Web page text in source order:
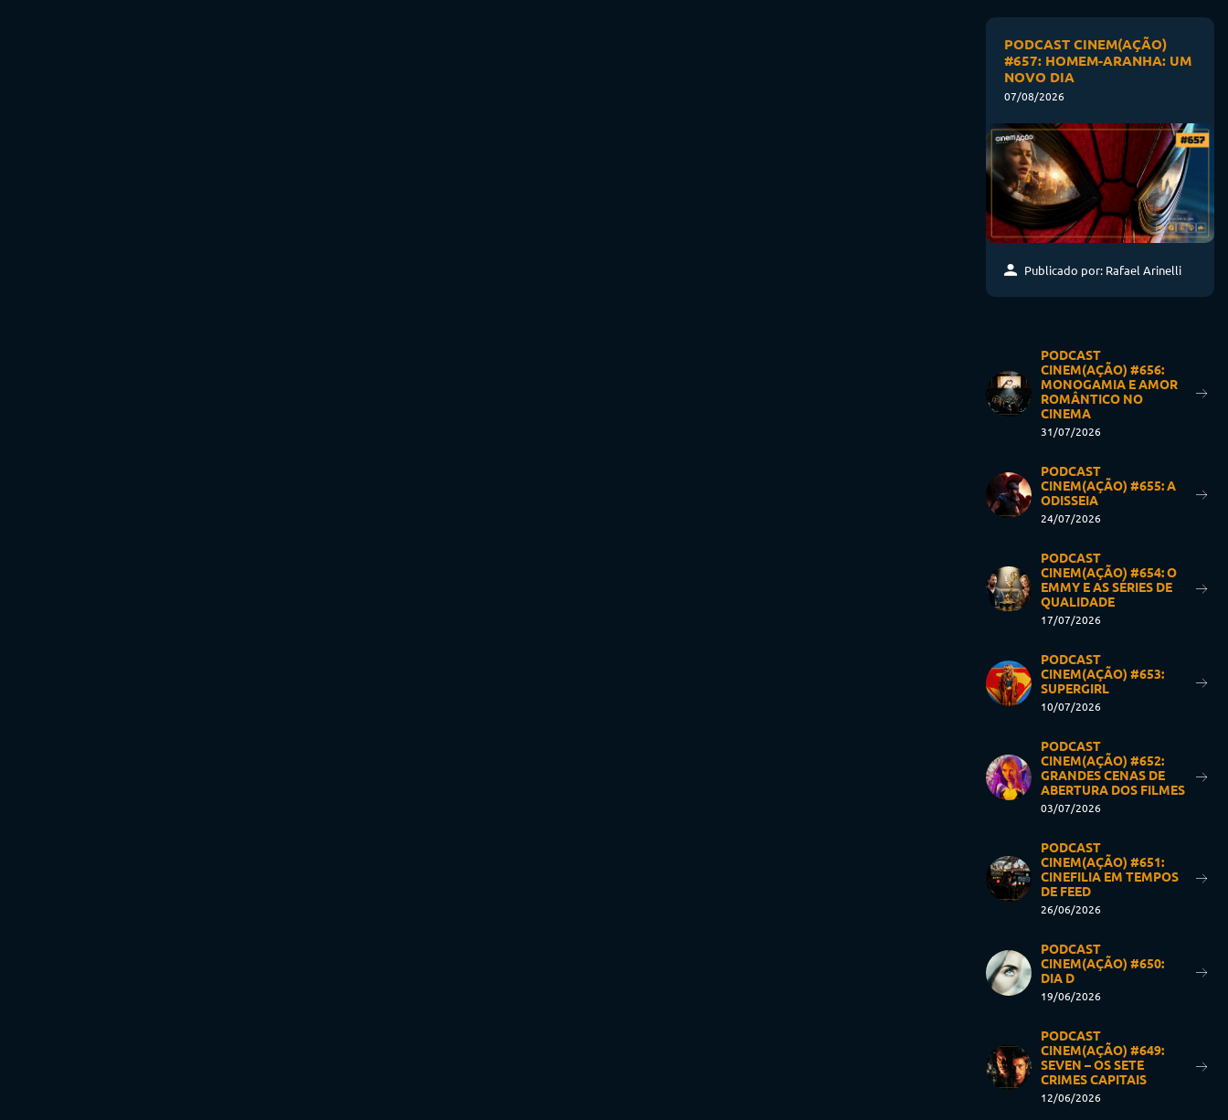
PODCAST CINEM(AÇÃO)
#657: HOMEM-ARANHA: UM
NOVO DIA
07/08/2026
Publicado por: Rafael Arinelli
PODCAST
CINEM(AÇÃO) #656:
MONOGAMIA E AMOR
ROMÂNTICO NO
CINEMA
31/07/2026
PODCAST
CINEM(AÇÃO) #655: A
ODISSEIA
24/07/2026
PODCAST
CINEM(AÇÃO) #654: O
EMMY E AS SÉRIES DE
QUALIDADE
17/07/2026
PODCAST
CINEM(AÇÃO) #653:
SUPERGIRL
10/07/2026
PODCAST
CINEM(AÇÃO) #652:
GRANDES CENAS DE
ABERTURA DOS FILMES
03/07/2026
PODCAST
CINEM(AÇÃO) #651:
CINEFILIA EM TEMPOS
DE FEED
26/06/2026
PODCAST
CINEM(AÇÃO) #650:
DIA D
19/06/2026
PODCAST
CINEM(AÇÃO) #649:
SEVEN – OS SETE
CRIMES CAPITAIS
12/06/2026